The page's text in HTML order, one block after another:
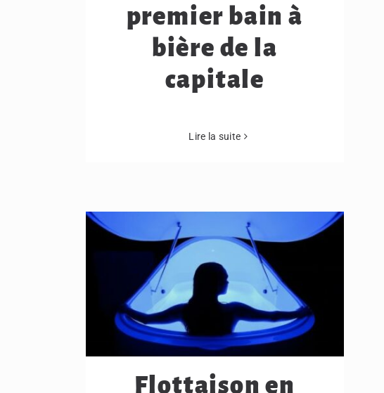
premier bain à
bière de la
capitale
Lire la suite
Flottaison en